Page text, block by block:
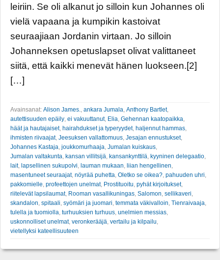
leiriin. Se oli alkanut jo silloin kun Johannes oli
vielä vapaana ja kumpikin kastoivat
seuraajiaan Jordanin virtaan. Jo silloin
Johanneksen opetuslapset olivat valittaneet
siitä, että kaikki menevät hänen luokseen.[2]
[…]
Avainsanat: Alison James. ankara Jumala Anthony Bartlet,
autettisuuden epäily ei vakuuttanut, Elia Gehennan kaatopaikka
häät ja hautajaiset, hairahdukset ja typeryydet, haljennut hammas
ihmisten riivaajat, Jeesuksen vallattomuus Jesajan ennustukset,
Johannes Kastaja joukkomurhaaja Jumalan kuiskaus
Jumalan valtakunta kansan villitsijä kansankynttilä kyyninen delegaatio
lait, lapsellinen sukupolvi lauman mukaan liian hengellinen
masentuneet seuraajat, nöyrää puhetta Oletko se oikea? pahuuden uhri
pakkomielle profeettojen unelmat, Prostituoitu pyhät kirjoitukset,
riitelevät lapsilaumat, Rooman vasallikuningas Salomon sellikaveri
skandalon spitaali syömäri ja juomari temmata väkivalloin Tienraivaaja
tulella ja tuomiolla turhuuksien turhuus unelmien messias
uskonnolliset unelmat, veronkerääjä vertailu ja kilpailu
vietellyksi kateellisuuteen